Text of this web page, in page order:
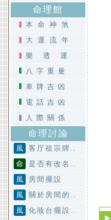
命理館
本命神煞
大運流年
樂透運
八字重量
車牌吉凶
電話吉凶
人際關係
命理討論
風
客厅祖宗牌..
命
是否有改名..
風
房間擺設
風
關於房間的..
風
化妝台擺設..